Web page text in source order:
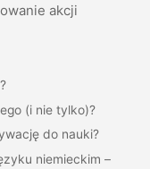
akcji
(i nie tylko)?
do nauki?
niemieckim –